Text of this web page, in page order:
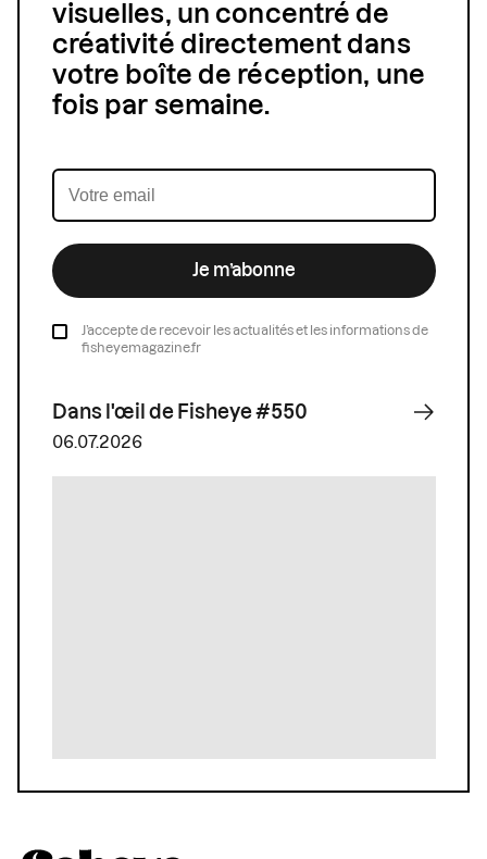
visuelles, un concentré de
créativité directement dans
votre boîte de réception, une
fois par semaine.
Je m’abonne
J’accepte de recevoir les actualités et les informations de
fisheyemagazine.fr
Dans l'œil de Fisheye #550
06.07.2026